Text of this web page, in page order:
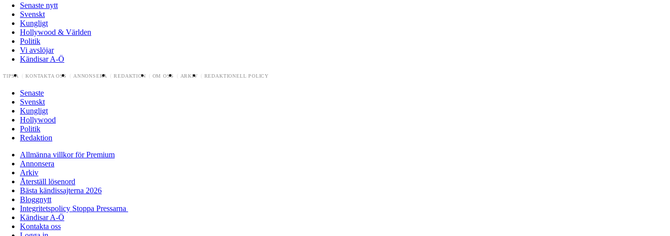
Senaste nytt
Svenskt
Kungligt
Hollywood & Världen
Politik
Vi avslöjar
Kändisar A-Ö
TIPSA KONTAKTA OSS ANNONSERA REDAKTION OM OSS ARKIV REDAKTIONELL POLICY
Senaste
Svenskt
Kungligt
Hollywood
Politik
Redaktion
Allmänna villkor för Premium
Annonsera
Arkiv
Återställ lösenord
Bästa kändissajterna 2026
Bloggnytt
Integritetspolicy Stoppa Pressarna
Kändisar A-Ö
Kontakta oss